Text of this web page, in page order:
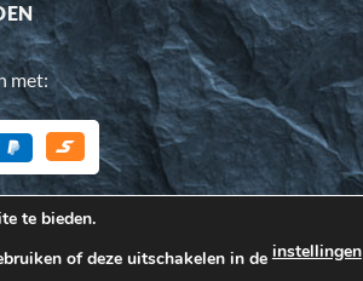
met:
te bieden.
of deze uitschakelen in deinstellingen